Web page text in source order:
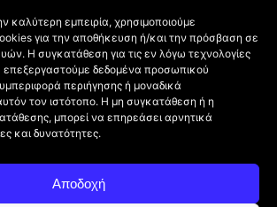
καλύτερη εμπειρία, χρησιμοποιούμε
για την αποθήκευση ή/και την πρόσβαση σε
Η συγκατάθεση για τις εν λόγω τεχνολογίες
επεξεργαστούμε δεδομένα προσωπικού
περιήγησης ή μοναδικά
τον ιστότοπο. Η μη συγκατάθεση ή η
μπορεί να επηρεάσει αρνητικά
και δυνατότητες.
Αποδοχή